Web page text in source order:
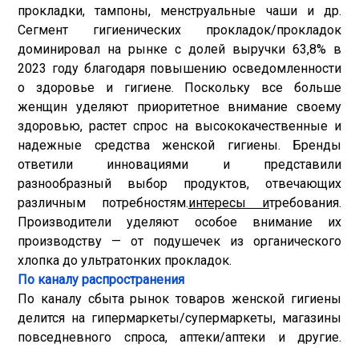
прокладки, тампоны, менструальные чаши и др.
Сегмент гигиенических прокладок/прокладок
доминировал на рынке с долей выручки 63,8% в
2023 году благодаря повышению осведомленности
о здоровье и гигиене. Поскольку все больше
женщин уделяют приоритетное внимание своему
здоровью, растет спрос на высококачественные и
надежные средства женской гигиены. Бренды
ответили инновациями и представили
разнообразный выбор продуктов, отвечающих
различным потребностям.интересы итребования.
Производители уделяют особое внимание их
производству — от подушечек из органического
хлопка до ультратонких прокладок.
По каналу распространения
По каналу сбыта рынок товаров женской гигиены
делится на гипермаркеты/супермаркеты, магазины
повседневного спроса, аптеки/аптеки и другие.